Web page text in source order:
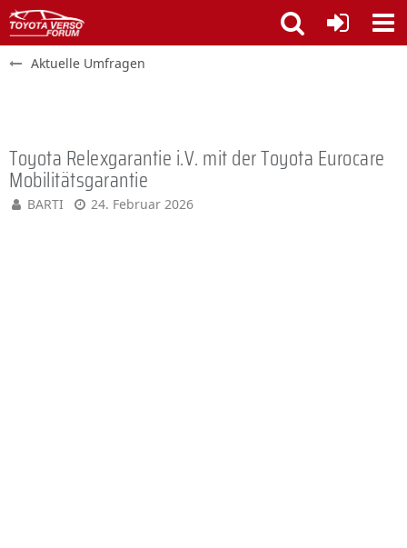
Aktuelle Umfragen
Toyota Relexgarantie i.V. mit der Toyota Eurocare
Mobilitätsgarantie
BARTI 24. Februar 2026